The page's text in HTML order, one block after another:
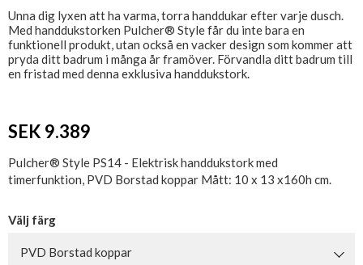
Unna dig lyxen att ha varma, torra handdukar efter varje dusch.
Med handdukstorken Pulcher® Style får du inte bara en
funktionell produkt, utan också en vacker design som kommer att
pryda ditt badrum i många år framöver. Förvandla ditt badrum till
en fristad med denna exklusiva handdukstork.
SEK 9.389
Pulcher® Style PS14 - Elektrisk handdukstork med
timerfunktion, PVD Borstad koppar Mått: 10 x 13 x160h cm.
Välj färg
PVD Borstad koppar